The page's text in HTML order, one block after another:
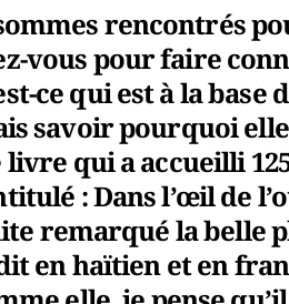
rencontrés
vous pour faire
ce qui est à la
savoir pourquoi
qui a accueilli
: Dans l’œil de
remarqué la belle
en haïtien et en